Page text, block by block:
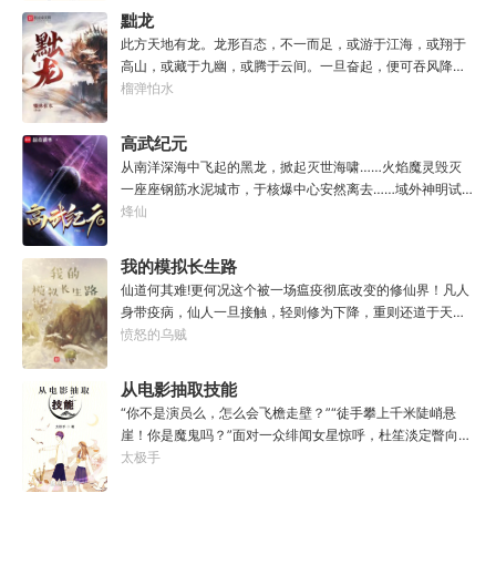
的那一刻，美食文主角迎来了他加载成功的系统。秦淮：美
食文，早说呀，这个他熟！后来——秦淮发现这好像不是个
单纯的美食文系统。好像还加了些奇奇怪怪的东西。连带着
他看邻居、朋友、客人、员工都不太像人……不过没事。遇
事不决，先吃一口！.游戏说明：1.本游戏自由度极高，请玩
力解锁图鉴。3.一切解释归游戏所有。
黜龙
此方天地有龙。龙形百态，不一而足，或游于江海，或翔于
高山，或藏于九幽，或腾于云间。一旦奋起，便可吞风降
雪，引江划河，落雷喷火，分山避海。此处人间也有龙。人
之志。一时机发，便可翻云覆雨，决势分野，定鼎问道，证
位成龙。作为一个迷路的穿越者，张行一开始也想成龙，但
后来，他发现这个行当卷的太厉害了，就决定改行，去黜落
群龙。所谓行尽天下路，使天地处处通，黜遍天下龙，使世
间人人可为龙。
榴弹怕水
高武纪元
从南洋深海中飞起的黑龙，掀起灭世海啸……火焰魔灵毁灭
一座座钢筋水泥城市，于核爆中心安然离去……域外神明试
图统治整片星海……这是人类科技高度发达的未来世界。也
源，心怀能观想星海的奇异神宫，在这个世界艰难前行。多
年以后。“我现在的飞行速度是122682米/每秒，力量爆发
是……”李源在距蓝星表层约180公里的大气层中极速飞行，
冰冷眸子盯着昏暗虚空尽头那条形似神话传说中神龙的庞然
大物：“你，应该是所有入侵半神生命体中最强的一个
烽仙
我的模拟长生路
仙道何其难!更何况这个被一场瘟疫彻底改变的修仙界！凡人
身带疫病，仙人一旦接触，轻则修为下降，重则还道于天，
于是仙凡永隔；仙法不可同修，整个修仙界成为了一个巨大
凡尘中打滚，蹉跎一生。好在临终之时终于觉醒异宝，能够
化真为假，将真实的人生转为黄粱一梦，重回刚穿越之时！
于是，李凡开始了他的漫漫长生路！第二世，李凡历时五十
载终权倾天下，但却遍寻世间而不见仙踪。只在人生的末尾
得见仙人痕迹。第三世，李凡殚精竭虑、百般谋划，却终抵
愤怒的乌贼
从电影抽取技能
“你不是演员么，怎么会飞檐走壁？”“徒手攀上千米陡峭悬
崖！你是魔鬼吗？”面对一众绯闻女星惊呼，杜笙淡定瞥向从
影片中获得的绝技：【龙象般若功（紫）：十龙十象之力，
太极手